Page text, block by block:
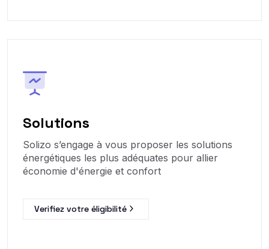
Solutions
Solizo s’engage à vous proposer les solutions
énergétiques les plus adéquates pour allier
économie d'énergie et confort
Verifiez votre éligibilité